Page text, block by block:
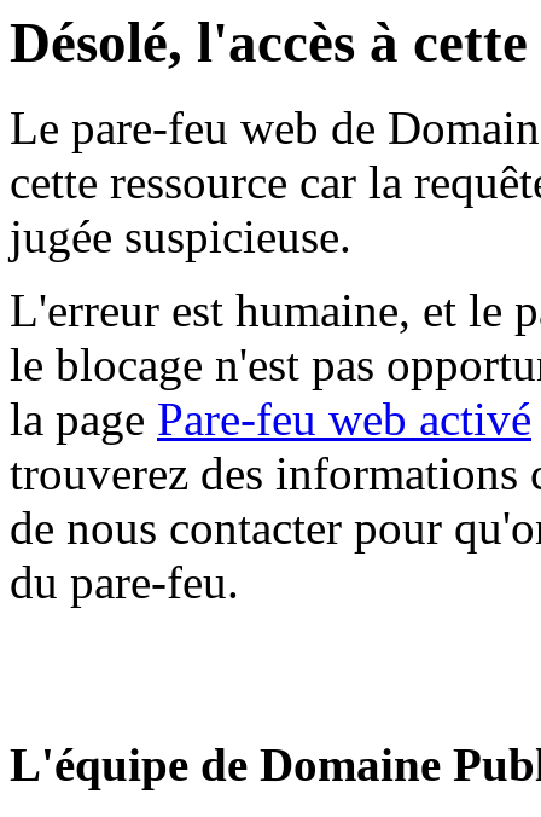
Désolé, l'accès à
Le pare-feu web de
cette ressource car la
jugée suspicieuse.
L'erreur est humaine, et le
le blocage n'est pas
la page Pare-feu web activé
trouverez des informations
de nous contacter pour
du pare-feu.
L'équipe de Domaine